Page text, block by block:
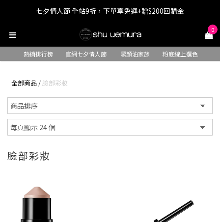
七夕情人節 全站9折，下單享免運+贈$200回購金
七夕情人節 全站9折，下單享免運+贈$200回購金
LINE最高回饋8%，滿$1,500限量贈抹茶潔顏油15ml
七夕情人節 全站9折，下單享免運+贈$200回購金
0
熱銷排行榜 官網七夕情人節 潔顏油家族 粉底線上選色
全部商品 /臉部彩妝
臉部彩妝